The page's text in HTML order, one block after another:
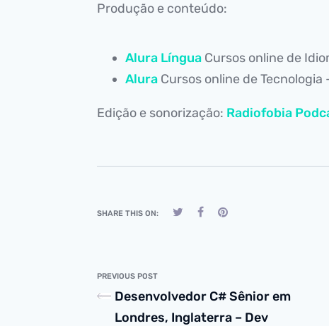
Produção e conteúdo:
Alura Língua Cursos online de
Alura Cursos online de Tecnologia
Edição e sonorização: Radiofobia
SHARE THIS ON:
PREVIOUS POST
Desenvolvedor C# Sênior em
Londres, Inglaterra – Dev